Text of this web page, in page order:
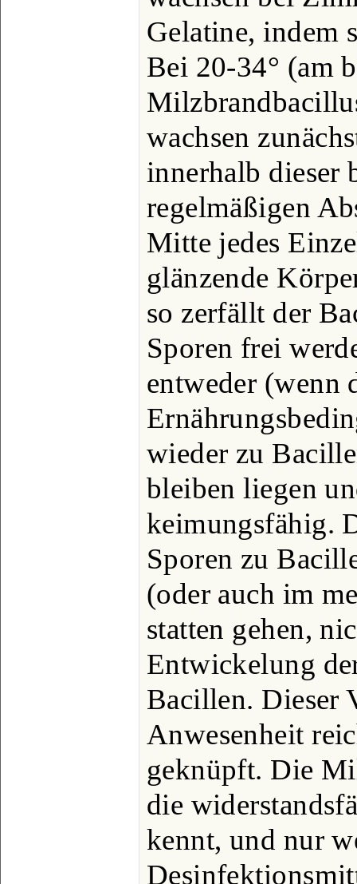
Gelatine, indem
Bei 20-34° (am
wachsen
innerhalb dieser
regelmäßigen
Mitte jedes
glänzende
so zerfällt der
Sporen frei
entweder (wenn
wieder zu
bleiben liegen
keimungsfähig.
Sporen zu
(oder auch im
statten gehen,
Entwickelung
Bacillen. Dieser
Anwesenheit
geknüpft. Die
die
kennt, und nur